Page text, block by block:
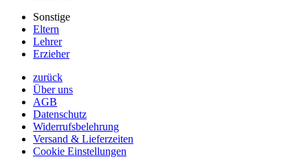
Sonstige
Eltern
Lehrer
Erzieher
zurück
Über uns
AGB
Datenschutz
Widerrufsbelehrung
Versand & Lieferzeiten
Cookie Einstellungen